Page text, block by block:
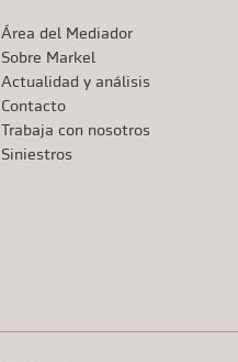
Área del Mediador
Sobre Markel
Actualidad y análisis
Contacto
Trabaja con nosotros
Siniestros